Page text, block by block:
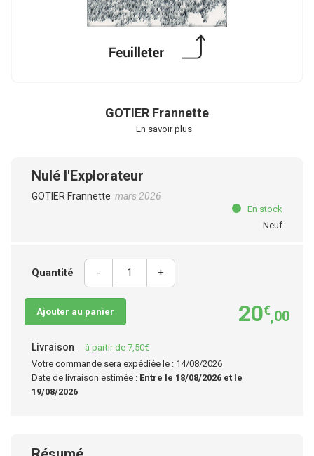
GOTIER Frannette
En savoir plus
Nulé l'Explorateur
GOTIER Frannette mars 2026
En stock
Neuf
Quantité - +
Ajouter au panier 20€,00
Livraison
à partir de 7,50€
Votre commande sera expédiée le : 14/08/2026
Date de livraison estimée : Entre le 18/08/2026 et le
19/08/2026